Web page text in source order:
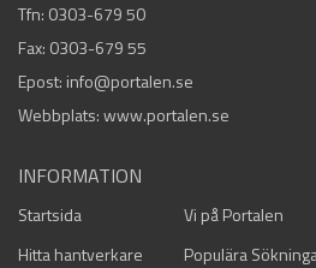
Tfn: 0303-679 50
Fax: 0303-679 55
Epost: info@portalen.se
Webbplats: www.portalen.se
INFORMATION
Startsida Vi på Portalen
Hitta hantverkare
Populära